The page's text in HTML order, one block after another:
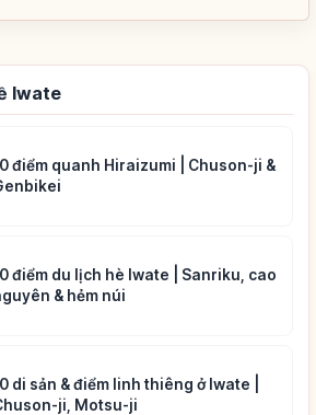
Iwate
điểm quanh Hiraizumi | Chuson-ji &
điểm du lịch hè Iwate | Sanriku, cao
& hẻm núi
di sản & điểm linh thiêng ở Iwate |
ji, Motsu-ji